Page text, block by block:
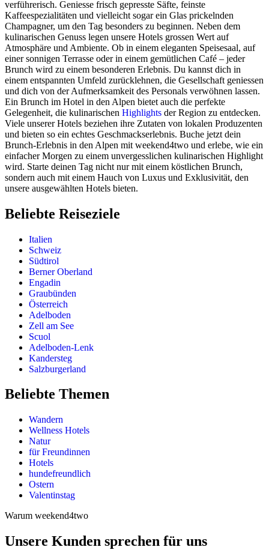
verführerisch. Geniesse frisch gepresste Säfte, feinste
Kaffeespezialitäten und vielleicht sogar ein Glas prickelnden
Champagner, um den Tag besonders zu beginnen. Neben dem
kulinarischen Genuss legen unsere Hotels grossen Wert auf
Atmosphäre und Ambiente. Ob in einem eleganten Speisesaal, auf
einer sonnigen Terrasse oder in einem gemütlichen Café – jeder
Brunch wird zu einem besonderen Erlebnis. Du kannst dich in
einem entspannten Umfeld zurücklehnen, die Gesellschaft geniessen
und dich von der Aufmerksamkeit des Personals verwöhnen lassen.
Ein Brunch im Hotel in den Alpen bietet auch die perfekte
Gelegenheit, die kulinarischen Highlights der Region zu entdecken.
Viele unserer Hotels beziehen ihre Zutaten von lokalen Produzenten
und bieten so ein echtes Geschmackserlebnis. Buche jetzt dein
Brunch-Erlebnis in den Alpen mit weekend4two und erlebe, wie ein
einfacher Morgen zu einem unvergesslichen kulinarischen Highlight
wird. Starte deinen Tag nicht nur mit einem köstlichen Brunch,
sondern auch mit einem Hauch von Luxus und Exklusivität, den
unsere ausgewählten Hotels bieten.
Beliebte Reiseziele
Italien
Schweiz
Südtirol
Berner Oberland
Engadin
Graubünden
Österreich
Adelboden
Zell am See
Scuol
Adelboden-Lenk
Kandersteg
Salzburgerland
Beliebte Themen
Wandern
Wellness Hotels
Natur
für Freundinnen
Hotels
hundefreundlich
Ostern
Valentinstag
Warum weekend4two
Unsere Kunden sprechen für uns